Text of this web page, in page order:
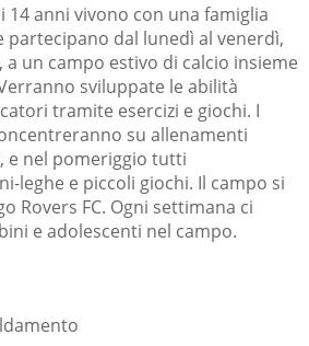
14 anni vivono con una famiglia
partecipano dal lunedì al venerdì,
a un campo estivo di calcio insieme
sviluppate le abilità
tramite esercizi e giochi. I
su allenamenti
e nel pomeriggio tutti
leghe e piccoli giochi. Il campo si
Rovers FC. Ogni settimana ci
e adolescenti nel campo.